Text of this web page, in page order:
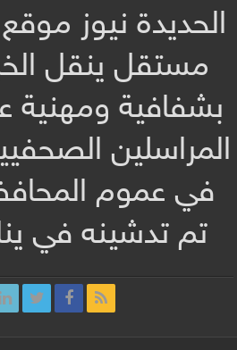
الحديدة نيوز
مستقل ينقل
بشفافية ومهنية
المراسلين
في عموم
تم تدشينه في يناير